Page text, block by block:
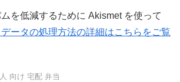
を低減するために Akismet を使って
ータの処理方法の詳細はこちらをご覧
向け 宅配 弁当